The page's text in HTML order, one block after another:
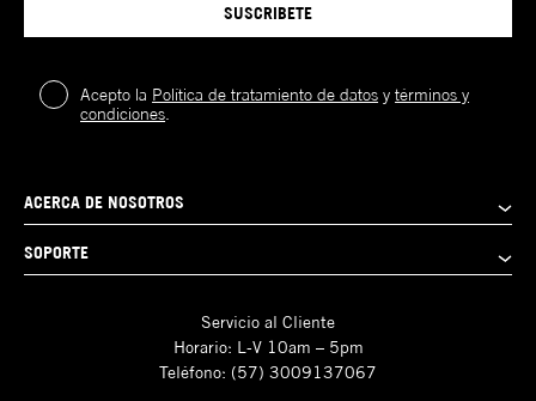
SUSCRIBETE
Acepto la Política de tratamiento de datos ytérminos y
condiciones
ACERCA DE NOSOTROS
SOPORTE
Servicio al Cliente
Horario: L-V 10am – 5pm
Teléfono: (57) 3009137067